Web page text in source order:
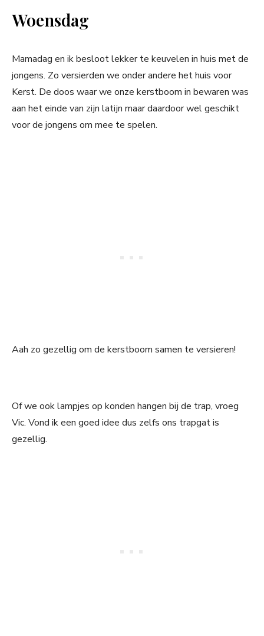
Woensdag
Mamadag en ik besloot lekker te keuvelen in huis met de
jongens. Zo versierden we onder andere het huis voor
Kerst. De doos waar we onze kerstboom in bewaren was
aan het einde van zijn latijn maar daardoor wel geschikt
voor de jongens om mee te spelen.
Aah zo gezellig om de kerstboom samen te versieren!
Of we ook lampjes op konden hangen bij de trap, vroeg
Vic. Vond ik een goed idee dus zelfs ons trapgat is
gezellig.